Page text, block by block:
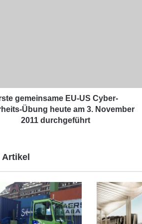
gemeinsame EU-US Cyber-
Übung heute am 3. November
2011 durchgeführt